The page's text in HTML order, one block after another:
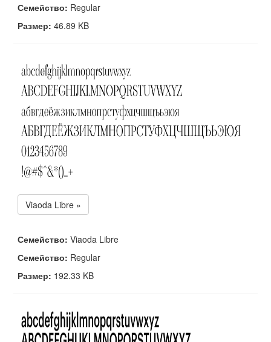
Семейство: Regular
Размер: 46.89 KB
Viaoda Libre »
Семейство: Viaoda Libre
Семейство: Regular
Размер: 192.33 KB